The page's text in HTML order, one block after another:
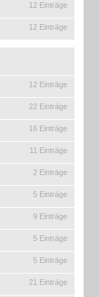
12 Einträge
12 Einträge
12 Einträge
22 Einträge
16 Einträge
11 Einträge
2 Einträge
5 Einträge
9 Einträge
5 Einträge
5 Einträge
21 Einträge